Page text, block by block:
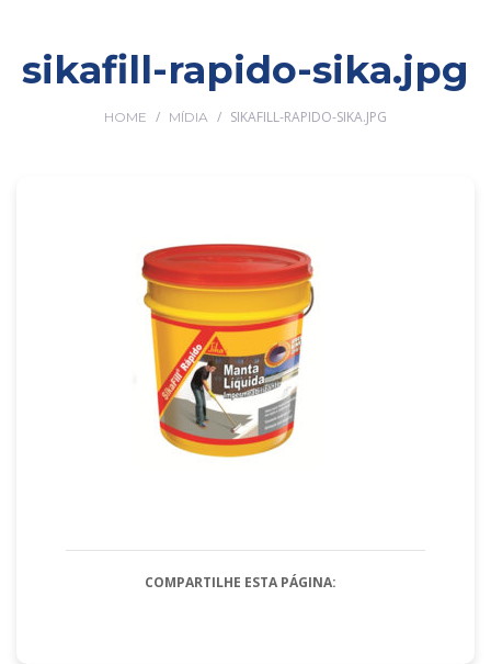
sikafill-rapido-sika.jpg
HOME / MÍDIA / SIKAFILL-RAPIDO-SIKA.JPG
COMPARTILHE ESTA PÁGINA: